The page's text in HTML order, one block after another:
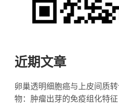
近期文章
卵巢透明细胞癌与上皮间质
物：肿瘤出芽的免疫组化特征